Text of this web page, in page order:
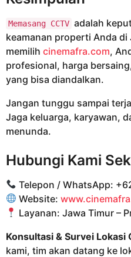
Memasang CCTV adalah
keamanan properti Anda di
memilih cinemafra.com,
profesional, harga
yang bisa diandalkan.
Jangan tunggu sampai
Jaga keluarga, karyawan,
menunda.
Hubungi Kami
Telepon / WhatsApp:
Website:
Layanan: Jawa Timur –
Konsultasi & Survei Lokasi
kami, tim akan datang ke